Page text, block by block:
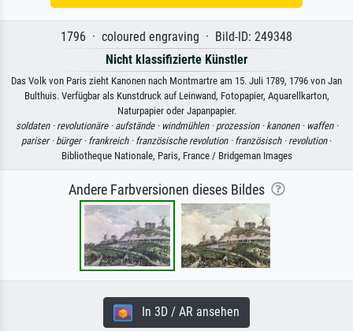
1796 · coloured engraving · Bild-ID: 249348
Nicht klassifizierte Künstler
Das Volk von Paris zieht Kanonen nach Montmartre am 15. Juli 1789, 1796 von Jan
Bulthuis. Verfügbar als Kunstdruck auf Leinwand, Fotopapier, Aquarellkarton,
Naturpapier oder Japanpapier.
soldaten · revolutionäre · aufstände · windmühlen · prozession · kanonen · waffen ·
pariser · bürger · frankreich · französische revolution · französisch · revolution·
Bibliotheque Nationale, Paris, France / Bridgeman Images
Andere Farbversionen dieses Bildes
In 3D / AR ansehen